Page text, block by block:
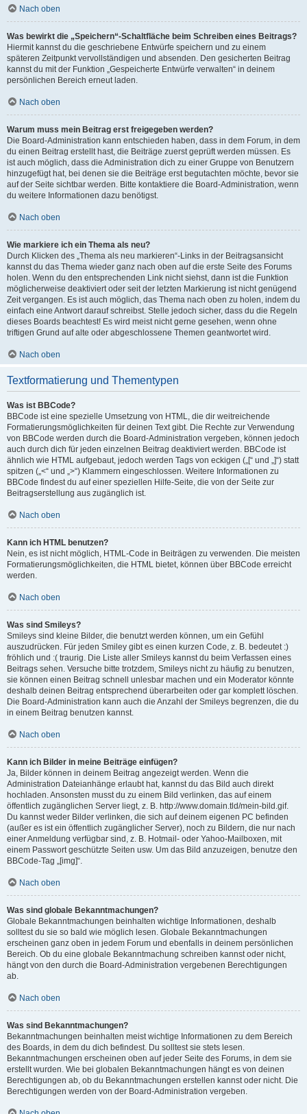
Nach oben
Was bewirkt die „Speichern“-Schaltfläche beim Schreiben eines Beitrags?
Hiermit kannst du die geschriebene Entwürfe speichern und zu einem
späteren Zeitpunkt vervollständigen und absenden. Den gesicherten Beitrag
kannst du mit der Funktion „Gespeicherte Entwürfe verwalten“ in deinem
persönlichen Bereich erneut laden.
Nach oben
Warum muss mein Beitrag erst freigegeben werden?
Die Board-Administration kann entschieden haben, dass in dem Forum, in dem
du einen Beitrag erstellt hast, die Beiträge zuerst geprüft werden müssen. Es
ist auch möglich, dass die Administration dich zu einer Gruppe von Benutzern
hinzugefügt hat, bei denen sie die Beiträge erst begutachten möchte, bevor sie
auf der Seite sichtbar werden. Bitte kontaktiere die Board-Administration, wenn
du weitere Informationen dazu benötigst.
Nach oben
Wie markiere ich ein Thema als neu?
Durch Klicken des „Thema als neu markieren“-Links in der Beitragsansicht
kannst du das Thema wieder ganz nach oben auf die erste Seite des Forums
holen. Wenn du den entsprechenden Link nicht siehst, dann ist die Funktion
möglicherweise deaktiviert oder seit der letzten Markierung ist nicht genügend
Zeit vergangen. Es ist auch möglich, das Thema nach oben zu holen, indem du
einfach eine Antwort darauf schreibst. Stelle jedoch sicher, dass du die Regeln
dieses Boards beachtest! Es wird meist nicht gerne gesehen, wenn ohne
triftigen Grund auf alte oder abgeschlossene Themen geantwortet wird.
Nach oben
Textformatierung und Thementypen
Was ist BBCode?
BBCode ist eine spezielle Umsetzung von HTML, die dir weitreichende
Formatierungsmöglichkeiten für deinen Text gibt. Die Rechte zur Verwendung
von BBCode werden durch die Board-Administration vergeben, können jedoch
auch durch dich für jeden einzelnen Beitrag deaktiviert werden. BBCode ist
ähnlich wie HTML aufgebaut, jedoch werden Tags von eckigen („[“ und „]“) statt
spitzen („<“ und „>“) Klammern eingeschlossen. Weitere Informationen zu
BBCode findest du auf einer speziellen Hilfe-Seite, die von der Seite zur
Beitragserstellung aus zugänglich ist.
Nach oben
Kann ich HTML benutzen?
Nein, es ist nicht möglich, HTML-Code in Beiträgen zu verwenden. Die meisten
Formatierungsmöglichkeiten, die HTML bietet, können über BBCode erreicht
werden.
Nach oben
Was sind Smileys?
Smileys sind kleine Bilder, die benutzt werden können, um ein Gefühl
auszudrücken. Für jeden Smiley gibt es einen kurzen Code, z. B. bedeutet :)
fröhlich und :( traurig. Die Liste aller Smileys kannst du beim Verfassen eines
Beitrags sehen. Versuche bitte trotzdem, Smileys nicht zu häufig zu benutzen,
sie können einen Beitrag schnell unlesbar machen und ein Moderator könnte
deshalb deinen Beitrag entsprechend überarbeiten oder gar komplett löschen.
Die Board-Administration kann auch die Anzahl der Smileys begrenzen, die du
in einem Beitrag benutzen kannst.
Nach oben
Kann ich Bilder in meine Beiträge einfügen?
Ja, Bilder können in deinem Beitrag angezeigt werden. Wenn die
Administration Dateianhänge erlaubt hat, kannst du das Bild auch direkt
hochladen. Ansonsten musst du zu einem Bild verlinken, das auf einem
öffentlich zugänglichen Server liegt, z. B. http://www.domain.tld/mein-bild.gif.
Du kannst weder Bilder verlinken, die sich auf deinem eigenen PC befinden
(außer es ist ein öffentlich zugänglicher Server), noch zu Bildern, die nur nach
einer Anmeldung verfügbar sind, z. B. Hotmail- oder Yahoo-Mailboxen, mit
einem Passwort geschützte Seiten usw. Um das Bild anzuzeigen, benutze den
BBCode-Tag „[img]“.
Nach oben
Was sind globale Bekanntmachungen?
Globale Bekanntmachungen beinhalten wichtige Informationen, deshalb
solltest du sie so bald wie möglich lesen. Globale Bekanntmachungen
erscheinen ganz oben in jedem Forum und ebenfalls in deinem persönlichen
Bereich. Ob du eine globale Bekanntmachung schreiben kannst oder nicht,
hängt von den durch die Board-Administration vergebenen Berechtigungen
ab.
Nach oben
Was sind Bekanntmachungen?
Bekanntmachungen beinhalten meist wichtige Informationen zu dem Bereich
des Boards, in dem du dich befindest. Du solltest sie stets lesen.
Bekanntmachungen erscheinen oben auf jeder Seite des Forums, in dem sie
erstellt wurden. Wie bei globalen Bekanntmachungen hängt es von deinen
Berechtigungen ab, ob du Bekanntmachungen erstellen kannst oder nicht. Die
Berechtigungen werden von der Board-Administration vergeben.